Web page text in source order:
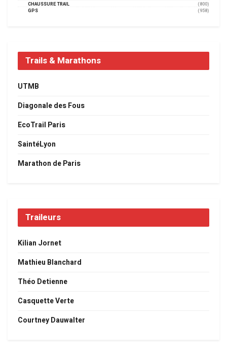
CHAUSSURE TRAIL
(800)
GPS
(958)
Trails & Marathons
UTMB
Diagonale des Fous
EcoTrail Paris
SaintéLyon
Marathon de Paris
Traileurs
Kilian Jornet
Mathieu Blanchard
Théo Detienne
Casquette Verte
Courtney Dauwalter